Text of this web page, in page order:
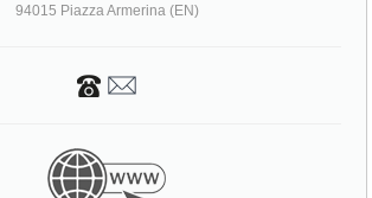
94015 Piazza Armerina (EN)